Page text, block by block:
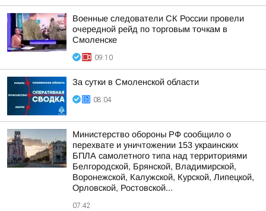
Военные следователи СК России провели
очередной рейд по торговым точкам в
Смоленске
09:10
За сутки в Смоленской области
08:04
Министерство обороны РФ сообщило о
перехвате и уничтожении 153 украинских
БПЛА самолетного типа над территориями
Белгородской, Брянской, Владимирской,
Воронежской, Калужской, Курской, Липецкой,
Орловской, Ростовской...
07:42